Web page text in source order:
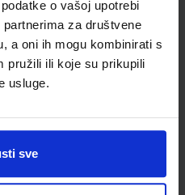
o vašoj upotrebi
za društvene
a oni ih mogu kombinirati s
pružili ili koje su prikupili
usluge.
sve
9,00 €
s dodatnim
Registarski broj ministarstva:7003